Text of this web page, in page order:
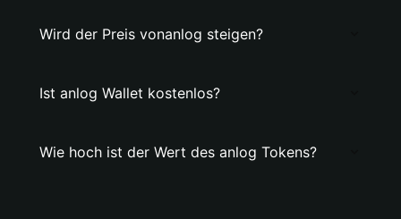
Wird der Preis vonanlog steigen?
Ist anlog Wallet kostenlos?
Wie hoch ist der Wert des anlog Tokens?